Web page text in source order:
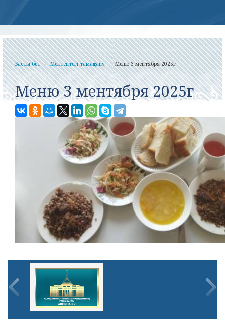
Басты бет Мектептегі тамақтану Меню 3 ментября 2025г
Меню 3 ментября 2025г